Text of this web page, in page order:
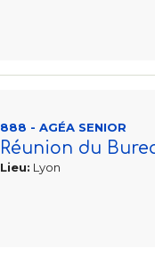
888 - AGÉA SENIOR
Réunion du
Lieu: Lyon